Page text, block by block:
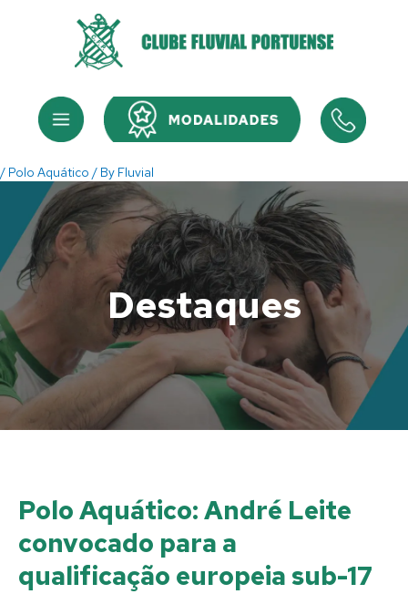
Menu Menu
/ Polo Aquático / By Fluvial
Destaques
Polo Aquático: André Leite
convocado para a
qualificação europeia sub-17